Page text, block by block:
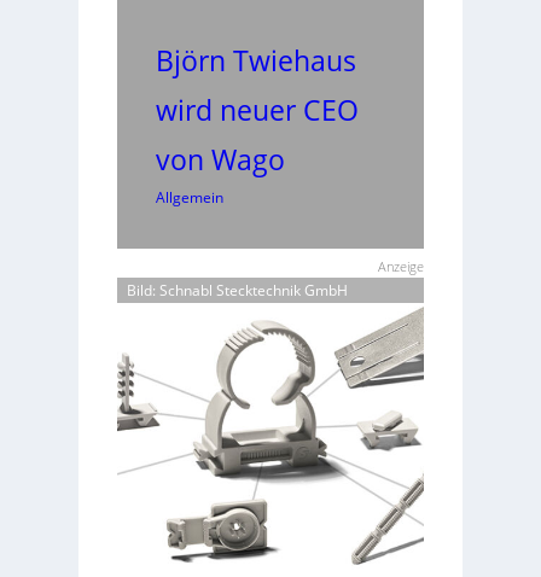
Björn Twiehaus
wird neuer CEO
von Wago
Allgemein
Anzeige
Bild: Schnabl Stecktechnik GmbH